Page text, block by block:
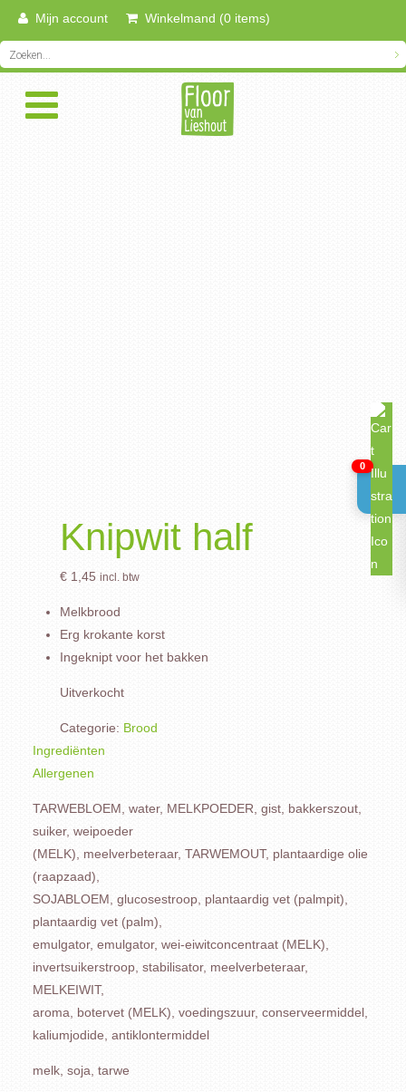
Mijn account Winkelmand (0 items)
Knipwit half
€1,45 incl. btw
Melkbrood
Erg krokante korst
Ingeknipt voor het bakken
Uitverkocht
Categorie: Brood
Ingrediënten
Allergenen
TARWEBLOEM, water, MELKPOEDER, gist, bakkerszout,
suiker, weipoeder
(MELK), meelverbeteraar, TARWEMOUT, plantaardige olie
(raapzaad),
SOJABLOEM, glucosestroop, plantaardig vet (palmpit),
plantaardig vet (palm),
emulgator, emulgator, wei-eiwitconcentraat (MELK),
invertsuikerstroop, stabilisator, meelverbeteraar,
MELKEIWIT,
aroma, botervet (MELK), voedingszuur, conserveermiddel,
kaliumjodide, antiklontermiddel
melk, soja, tarwe
0